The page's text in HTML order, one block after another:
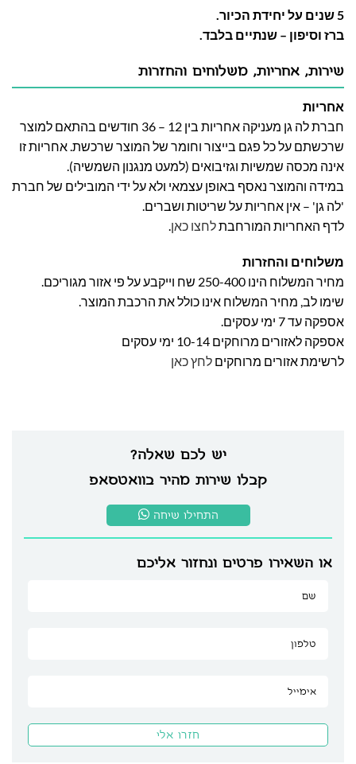
5 שנים על יחידת הכיור.
ברז וסיפון – שנתיים בלבד.
יש לכם שאלה?
קבלו שירות מהיר בוואטסאפ
התחילו שיחה
או השאירו פרטים ונחזור אליכם
שירות, אחריות, משלוחים והחזרות
אחריות
חברת לה גן מעניקה אחריות בין 12 – 36 חודשים בהתאם למוצר
שרכשתם על כל פגם בייצור וחומר של המוצר שרכשת. אחריות זו
אינה מכסה שמשיות וגזיבואים (למעט מנגנון השמשיה).
במידה והמוצר נאסף באופן עצמאי ולא על ידי המובילים של חברת
'לה גן' – אין אחריות על שריטות ושברים.
לדף האחריות המורחבתלחצו כאן.
משלוחים והחזרות
מחיר המשלוח הינו 250-400 שח וייקבע על פי אזור מגוריכם.
שימו לב, מחיר המשלוח אינו כולל את הרכבת המוצר.
אספקה עד 7 ימי עסקים.
אספקה לאזורים מרוחקים 10-14 ימי עסקים
לרשימת אזורים מרוחקים לחץ כאן